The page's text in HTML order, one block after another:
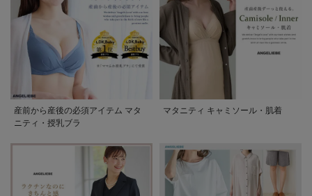
産前から産後の必須アイテム マタ
ニティ・授乳ブラ
マタニティ キャミソール・肌着